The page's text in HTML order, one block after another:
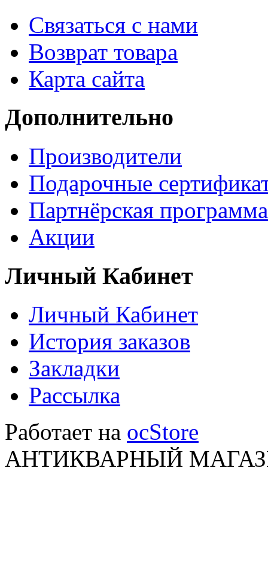
Связаться с нами
Возврат товара
Карта сайта
Дополнительно
Производители
Подарочные
Партнёрская программа
Акции
Личный Кабинет
Личный Кабинет
История заказов
Закладки
Рассылка
Работает на ocStore
АНТИКВАРНЫЙ